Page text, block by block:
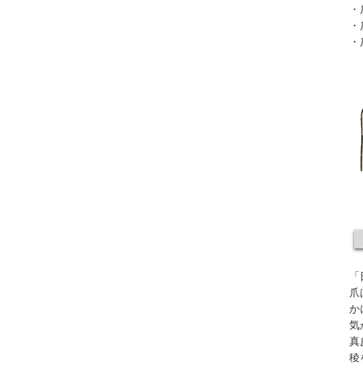
爪
か
気
真
稜